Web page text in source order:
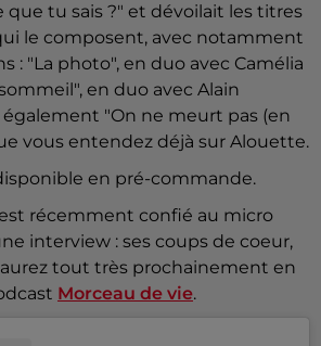
que tu sais ?" et dévoilait les titres
le composent, avec notamment
: "La photo", en duo avec Camélia
en duo avec Alain
également "On ne meurt pas (en
vous entendez déjà sur Alouette.
en pré-commande.
récemment confié au micro
interview : ses coups de coeur,
tout très prochainement en
Morceau de vie.